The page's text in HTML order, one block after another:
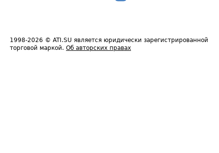
1998-2026 © ATI.SU является юридически зарегистрированной
торговой маркой. Об авторских правах